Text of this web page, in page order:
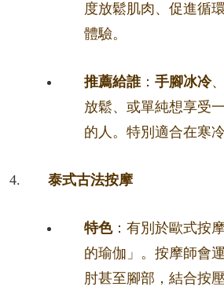
度放鬆肌肉、促進循
體驗。
推薦給誰： 手腳冰冷
放鬆、或單純想享受
的人。特別適合在寒
泰式古法按摩
特色：有別於歐式按
的瑜伽」。按摩師會
肘甚至腳部，結合按